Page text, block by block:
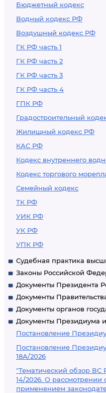
Бюджетный кодекс
Водный кодекс РФ
Воздушный кодекс РФ
ГК РФ часть 1
ГК РФ часть 2
ГК РФ часть 3
ГК РФ часть 4
ГПК РФ
Градостроительный
Жилищный кодекс РФ
КАС РФ
Кодекс внутреннего
Кодекс торгового
Семейный кодекс
ТК РФ
УИК РФ
УК РФ
УПК РФ
Судебная практика
Законы Российской
Документы Президента
Документы
Документы органов
Документы Президиума
Постановление
Постановление
18А/2026
"Тематический обзор ВС
14/2026. О рассмотрении
применением